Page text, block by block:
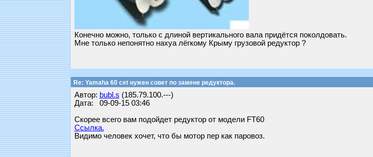
Конечно можно, только с длиной вертикального вала придётся поколдовать.
Мне только непонятно нахуа лёгкому Крыму грузовой редуктор ?
Re: Yamaha 60 cet нужен совет по замене редуктора.
Автор: bubl.s (185.79.100.---)
Дата: 09-09-15 03:46
Скорее всего вам подойдет редуктор от модели FT60
Ссылка.
Видимо человек хочет, что бы мотор пер как паровоз.